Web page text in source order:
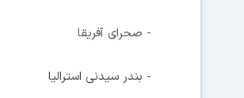
- صحرای آفریقا
- بندر سیدنی استرالیا